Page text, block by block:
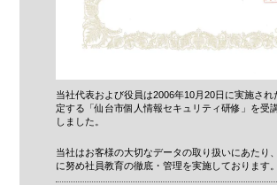
当社代表および役員は2006年10月20日に実施され
定する「仙台市個人情報セキュリティ研修」を受
しました。
当社はお客様の大切なデータの取り扱いにあたり
に努め社員教育の徹底・管理を実施しております。